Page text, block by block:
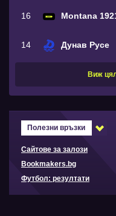
16 Montana
14 Дунав Русе
Виж
Полезни връзки
Сайтове за залози
Bookmakers.bg
Футбол: резултати